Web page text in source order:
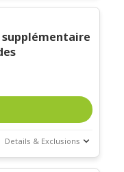
Details & Exclusions